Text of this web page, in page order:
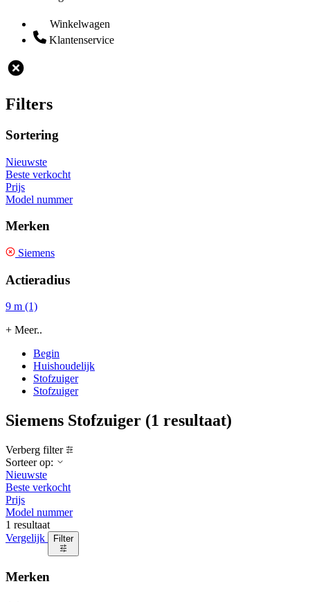
Winkelwagen
Klantenservice
Filters
Sortering
Nieuwste
Beste verkocht
Prijs
Model nummer
Merken
Siemens
Actieradius
9 m (1)
+ Meer..
Begin
Huishoudelijk
Stofzuiger
Stofzuiger
Siemens Stofzuiger (1 resultaat)
Verberg filter
Sorteer op:
Nieuwste
Beste verkocht
Prijs
Model nummer
1 resultaat
Vergelijk
Filter
Merken